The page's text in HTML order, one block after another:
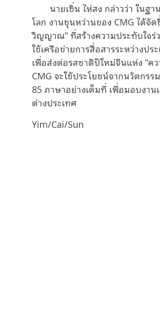
นายเซิ่น ไห่สง กล่าวว่า ใน
โลก งานชุนหว่านของ CMG ได้จั
วิญญาณ” ที่สร้างความประทับใจร่
ใช้เครือข่ายการสื่อสารระหว่าง
เพื่อส่งต่อรสชาติปีใหม่จีนแห่ง “ค
CMG จะใช้ประโยชน์จากนวัตกรร
85 ภาษาอย่างเต็มที่ เพื่อมอบงา
ต่างประเทศ
Yim/Cai/Sun